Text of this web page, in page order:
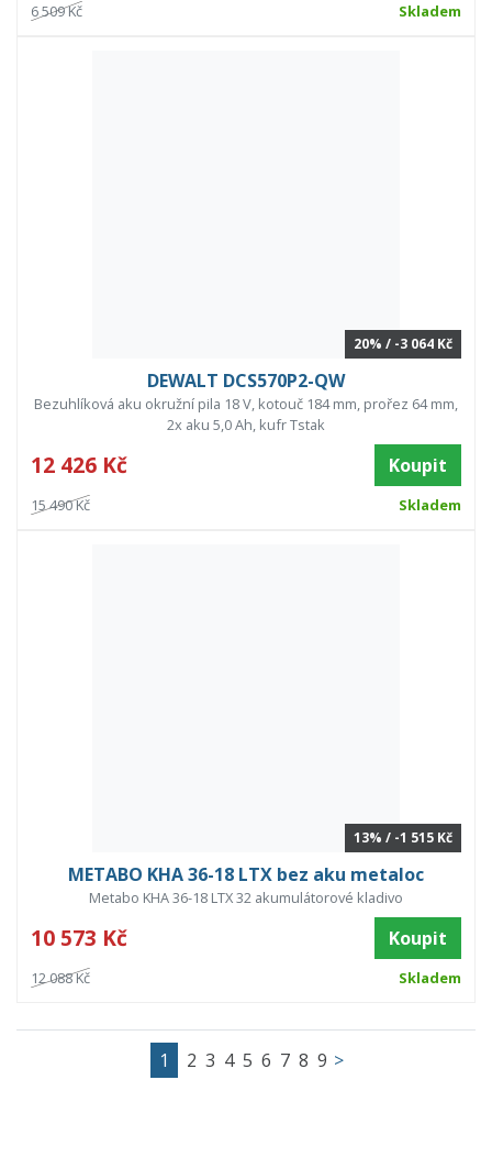
6 509 Kč Skladem
20% / -3 064 Kč
DEWALT DCS570P2-QW
Bezuhlíková aku okružní pila 18 V, kotouč 184 mm, prořez 64 mm,
2x aku 5,0 Ah, kufr Tstak
12 426 Kč Koupit
15 490 Kč Skladem
13% / -1 515 Kč
METABO KHA 36-18 LTX bez aku metaloc
Metabo KHA 36-18 LTX 32 akumulátorové kladivo
10 573 Kč Koupit
12 088 Kč Skladem
1 2 3 4 5 6 7 8 9 >